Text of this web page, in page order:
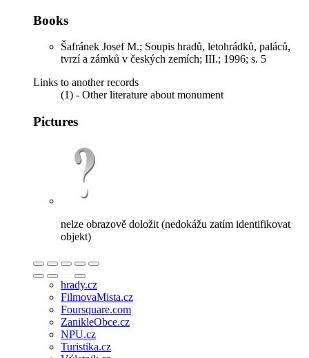
Books
Šafránek Josef M.; Soupis hradů, letohrádků, paláců,
tvrzí a zámků v českých zemích; III.; 1996; s. 5
Links to another records
(1) - Other literature about monument
Pictures
nelze obrazově doložit (nedokážu zatím identifikovat
objekt)
hrady.cz
FilmovaMista.cz
Foursquare.com
ZanikleObce.cz
NPU.cz
Turistika.cz